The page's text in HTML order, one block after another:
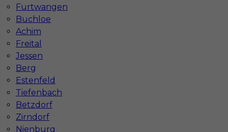
Furtwangen
Buchloe
Achim
Freital
Jessen
Berg
Estenfeld
Tiefenbach
Betzdorf
Zirndorf
Nienburg
Jak znaleźć pracę za granicą?
Czy praca Niemcy na budowie nadal się
opłaca przy obecnych kosztach życia?
Gdzie do pracy za granicę?
Co to jest Gewerbe?